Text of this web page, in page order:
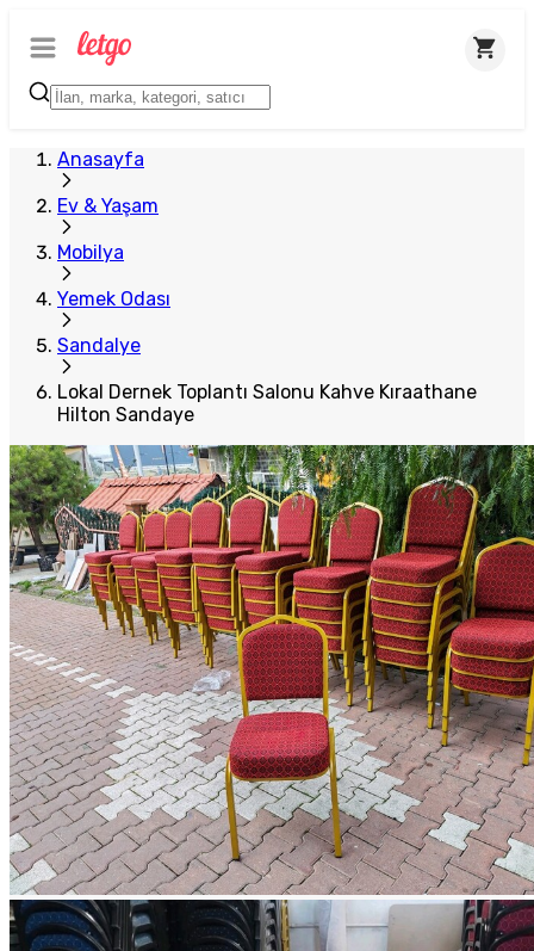
Anasayfa
Ev & Yaşam
Mobilya
Yemek Odası
Sandalye
Lokal Dernek Toplantı Salonu Kahve Kıraathane
Hilton Sandaye
Plus Satıcı